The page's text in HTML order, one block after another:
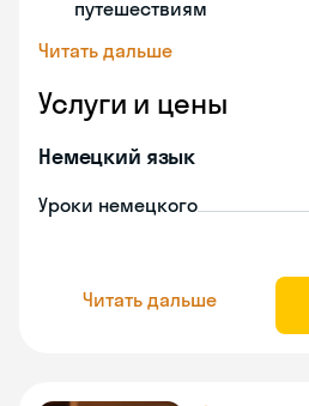
путешествиям
Читать дальше
Услуги и цены
Немецкий язык
Уроки немецкого
Читать дальше